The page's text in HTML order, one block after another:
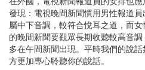
發現：電視晚間新聞慣用男性報道
屬中下音調，較符合悅耳之道，而
的晚間新聞要觀眾長期收聽較高音
多在午間新聞出現。平時我們的說
方更加專心聆聽你的說話。